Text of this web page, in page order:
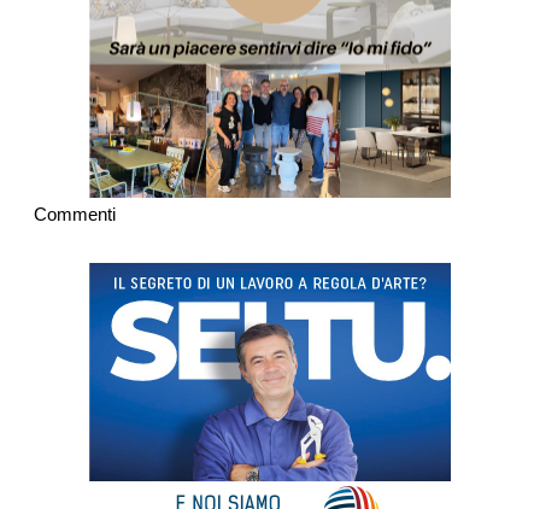
Commenti